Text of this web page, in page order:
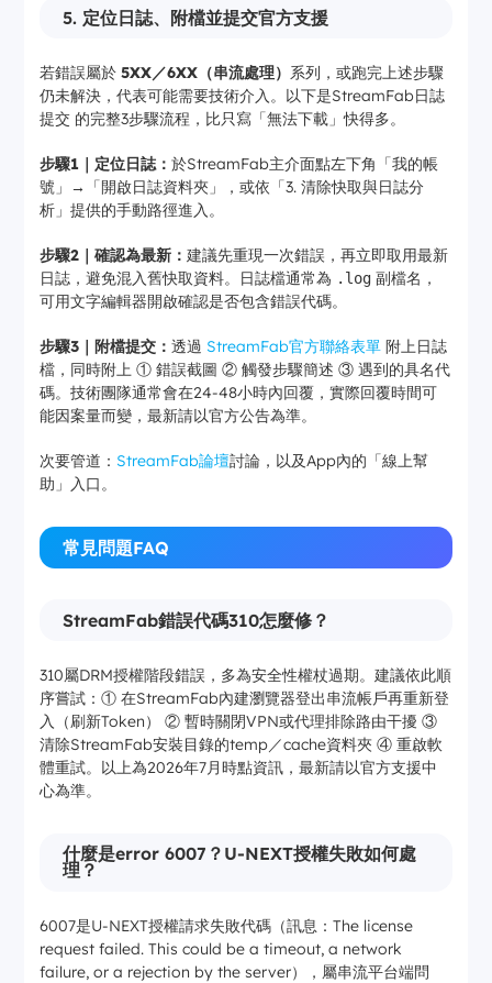
5. 定位日誌、附檔並提交官方支援
若錯誤屬於5XX／6XX（串流處理） 系列，或跑完上述步驟
仍未解決，代表可能需要技術介入。以下是StreamFab日誌
提交 的完整3步驟流程，比只寫「無法下載」快得多。
步驟1｜定位日誌：於StreamFab主介面點左下角「我的帳
號」→「開啟日誌資料夾」，或依「3. 清除快取與日誌分
析」提供的手動路徑進入。
步驟2｜確認為最新：建議先重現一次錯誤，再立即取用最新
日誌，避免混入舊快取資料。日誌檔通常為 .log 副檔名，
可用文字編輯器開啟確認是否包含錯誤代碼。
步驟3｜附檔提交：透過 StreamFab官方聯絡表單 附上日誌
檔，同時附上 ① 錯誤截圖 ② 觸發步驟簡述 ③ 遇到的具名代
碼。技術團隊通常會在24-48小時內回覆，實際回覆時間可
能因案量而變，最新請以官方公告為準。
次要管道： StreamFab論壇討論，以及App內的「線上幫
助」入口。
常見問題FAQ
StreamFab錯誤代碼310怎麼修？
310屬DRM授權階段錯誤，多為安全性權杖過期。建議依此順
序嘗試：① 在StreamFab內建瀏覽器登出串流帳戶再重新登
入（刷新Token） ② 暫時關閉VPN或代理排除路由干擾 ③
清除StreamFab安裝目錄的temp／cache資料夾 ④ 重啟軟
體重試。以上為2026年7月時點資訊，最新請以官方支援中
心為準。
什麼是error 6007？U-NEXT授權失敗如何處
理？
6007是U-NEXT授權請求失敗代碼（訊息：The license
request failed. This could be a timeout, a network
failure, or a rejection by the server），屬串流平台端問